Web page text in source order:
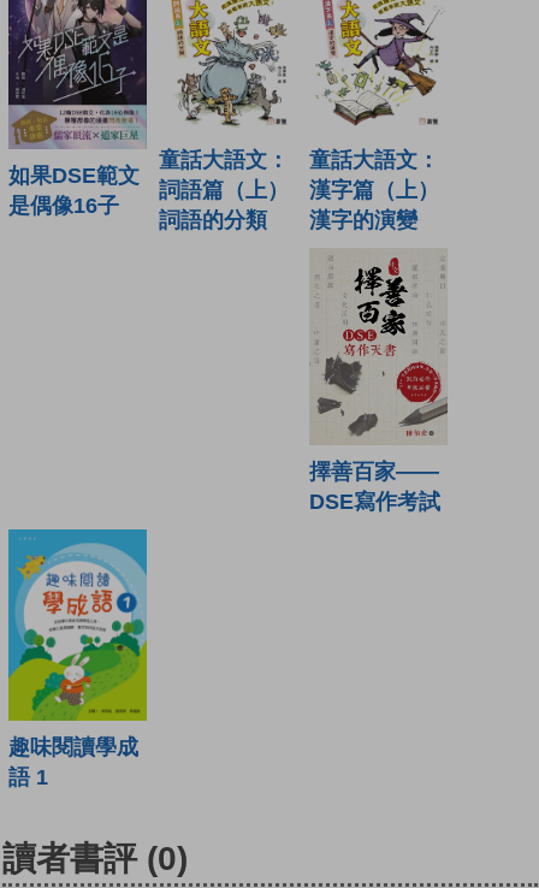
如果DSE範文
是偶像16子
童話大語文：
詞語篇（上）
詞語的分類
童話大語文：
漢字篇（上）
漢字的演變
擇善百家——
DSE寫作考試
趣味閱讀學成
語 1
讀者書評 (0)